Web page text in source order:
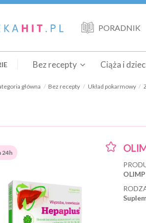
PORADNIK
Bez recepty Ciąża i
główna Bez recepty Układ pokarmowy
24h